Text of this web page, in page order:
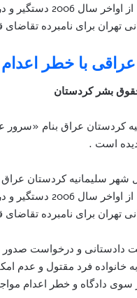
دیگر در 8 سال
تهران برای نامبرده
با خطر
بشر کردستان
است .
ساله اهل شهر سلیمانیه
دیگر در 8 سال
تهران برای نامبرده
دادستانی و درخواست صدور
فرد مقتول و عدم
دادگاه و خطر اعدام